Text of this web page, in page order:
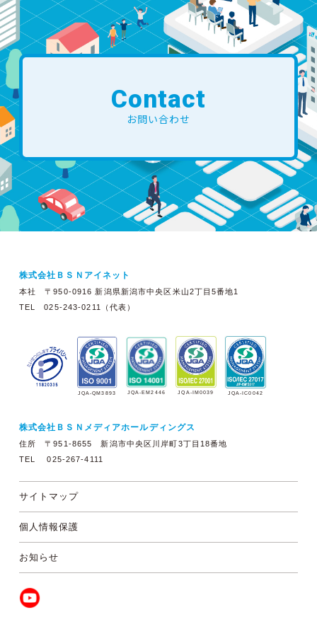
Contact
お問い合わせ
株式会社ＢＳＮアイネット
本社 〒950-0916 新潟県新潟市中央区米山2丁目5番地1
TEL 025-243-0211（代表）
JQA-QM3893 JQA-EM2446 JQA-IM0039 JQA-IC0042
株式会社ＢＳＮメディアホールディングス
住所 〒951-8655 新潟市中央区川岸町3丁目18番地
TEL 025-267-4111
サイトマップ
個人情報保護
お知らせ